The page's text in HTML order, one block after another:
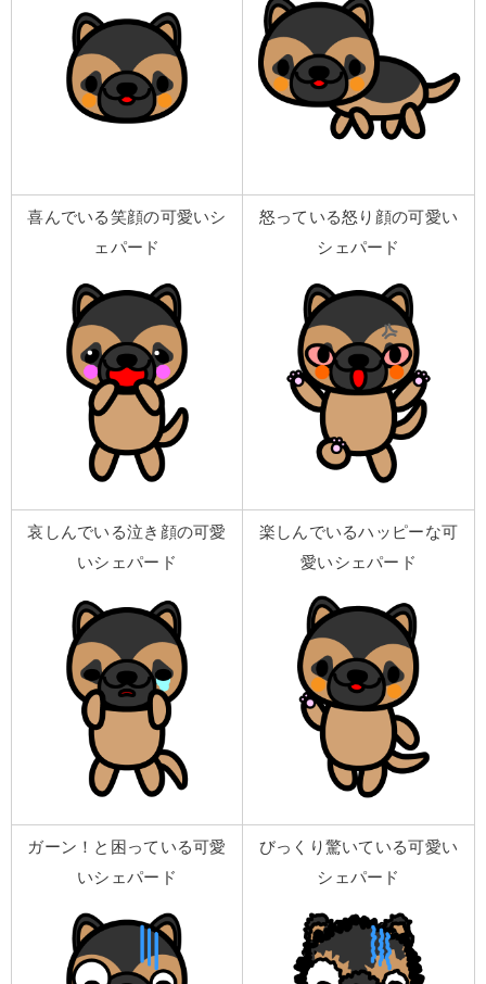
喜んでいる笑顔の可愛いシ
ェパード
怒っている怒り顔の可愛い
シェパード
哀しんでいる泣き顔の可愛
いシェパード
楽しんでいるハッピーな可
愛いシェパード
ガーン！と困っている可愛
いシェパード
びっくり驚いている可愛い
シェパード